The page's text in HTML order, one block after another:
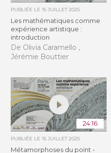
PUBLIÉE LE15 JUILLET 2025
Les mathématiques comme
expérience artistique :
introduction
De Olivia Caramello ,
Jérémie Bouttier
24:16
PUBLIÉE LE15 JUILLET 2025
Métamorphoses du point -